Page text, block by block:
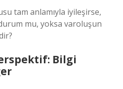
tam anlamıyla iyileşirse,
mu, yoksa varoluşun
Bilgi